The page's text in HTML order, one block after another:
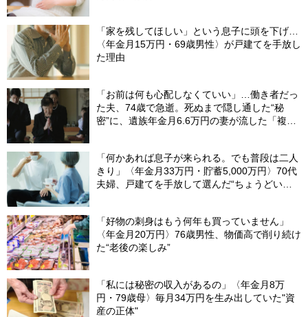
「家を残してほしい」という息子に頭を下げ…
〈年金月15万円・69歳男性〉が戸建てを手放し
た理由
「お前は何も心配しなくていい」…働き者だっ
た夫、74歳で急逝。死ぬまで隠し通した“秘
密”に、遺族年金月6.6万円の妻が流した「複雑
「何かあれば息子が来られる。でも普段は二人
きり」〈年金月33万円・貯蓄5,000万円〉70代
夫婦、戸建てを手放して選んだ“ちょうどいい
「好物の刺身はもう何年も買っていません」
〈年金月20万円〉76歳男性、物価高で削り続け
た“老後の楽しみ”
「私には秘密の収入があるの」〈年金月8万
円・79歳母〉毎月34万円を生み出していた"資
産の正体"